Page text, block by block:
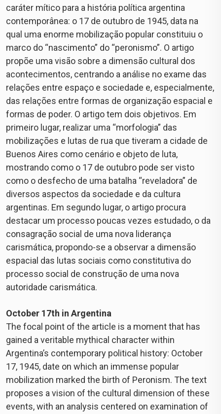
caráter mítico para a história política argentina
contemporânea: o 17 de outubro de 1945, data na
qual uma enorme mobilização popular constituiu o
marco do “nascimento” do “peronismo”. O artigo
propõe uma visão sobre a dimensão cultural dos
acontecimentos, centrando a análise no exame das
relações entre espaço e sociedade e, especialmente,
das relações entre formas de organização espacial e
formas de poder. O artigo tem dois objetivos. Em
primeiro lugar, realizar uma “morfologia” das
mobilizações e lutas de rua que tiveram a cidade de
Buenos Aires como cenário e objeto de luta,
mostrando como o 17 de outubro pode ser visto
como o desfecho de uma batalha “reveladora” de
diversos aspectos da sociedade e da cultura
argentinas. Em segundo lugar, o artigo procura
destacar um processo poucas vezes estudado, o da
consagração social de uma nova liderança
carismática, propondo-se a observar a dimensão
espacial das lutas sociais como constitutiva do
processo social de construção de uma nova
autoridade carismática.
October 17th in Argentina
The focal point of the article is a moment that has
gained a veritable mythical character within
Argentina’s contemporary political history: October
17, 1945, date on which an immense popular
mobilization marked the birth of Peronism. The text
proposes a vision of the cultural dimension of these
events, with an analysis centered on examination of